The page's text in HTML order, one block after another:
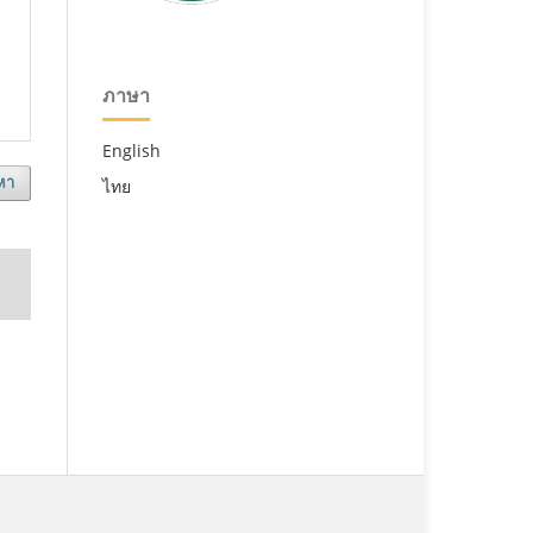
า
ภาษา
English
ไทย